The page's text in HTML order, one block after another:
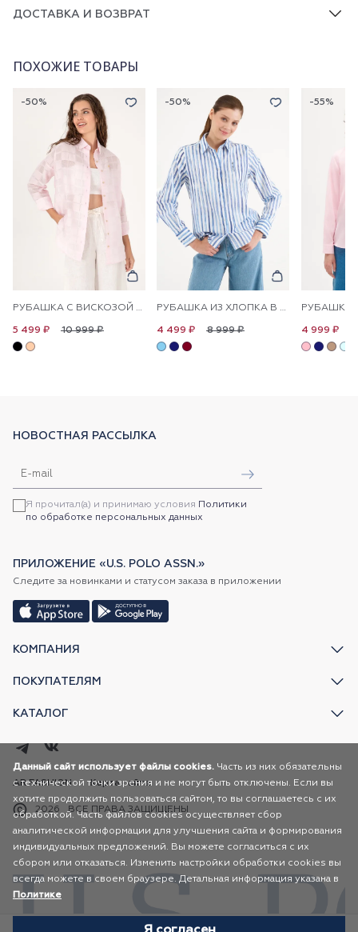
ДОСТАВКА И ВОЗВРАТ
ПОХОЖИЕ ТОВАРЫ
-50%
РУБАШКА С ВИСКОЗОЙ СВОБОДНАЯ
10 999 ₽
5 499 ₽
-50%
РУБАШКА ИЗ ХЛОПКА В ПОЛОСКУ ПРЯМАЯ
8 999 ₽
4 499 ₽
-55%
4 999 ₽
КОМПАНИЯ
ПОКУПАТЕЛЯМ
КАТАЛОГ
НОВОСТНАЯ РАССЫЛКА
Я прочитал(а) и принимаю условия Политики
по обработке персональных данных
ПРИЛОЖЕНИЕ «U.S. POLO ASSN.»
Следите за новинками и статусом заказа в приложении
2026 ВСЕ ПРАВА ЗАЩИЩЕНЫ
AR FASHION Карта сайта
Данный сайт использует файлы cookies. Часть из них обязательны
с технической точки зрения и не могут быть отключены. Если вы
хотите продолжить пользоваться сайтом, то вы соглашаетесь с их
обработкой. Часть файлов cookies осуществляет сбор
аналитической информации для улучшения сайта и формирования
индивидуальных предложений. Вы можете согласиться с их
сбором или отказаться. Изменить настройки обработки cookies вы
всегда можете в своем браузере. Детальная информация указана в
Политике